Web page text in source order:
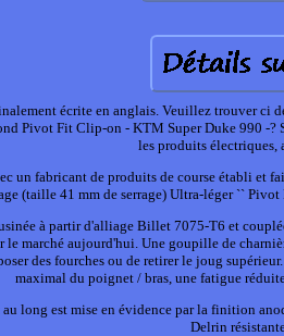
écrite en anglais. Veuillez trouver ci
Pivot Fit Clip-on - KTM Super Duke 990 -?
les produits électriques,
un fabricant de produits de course établi
(taille 41 mm de serrage) Ultra-léger ``
à partir d'alliage Billet 7075-T6 et
le marché aujourd'hui. Une goupille de
des fourches ou de retirer le joug
maximal du poignet / bras, une fatigue
long est mise en évidence par la finition
Delrin